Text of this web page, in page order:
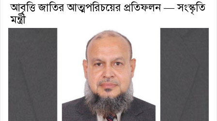
আবৃত্তি জাতির আত্মপরিচয়ের প্রতিফলন — সংস্কৃতি
মন্ত্রী